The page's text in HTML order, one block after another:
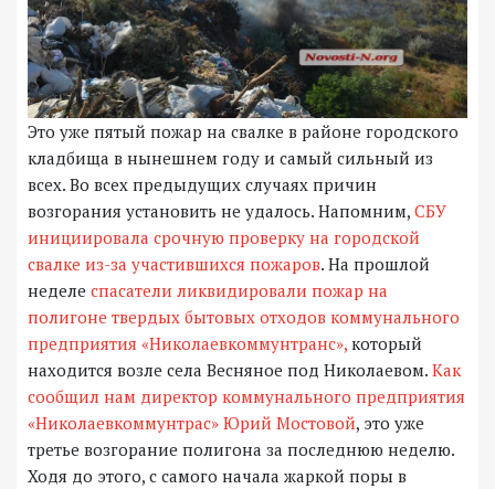
Это уже пятый пожар на свалке в районе городского
кладбища в нынешнем году и самый сильный из
всех. Во всех предыдущих случаях причин
возгорания установить не удалось. Напомним, СБУ
инициировала срочную проверку на городской
свалке из-за участившихся пожаров. На прошлой
неделе спасатели ликвидировали пожар на
полигоне твердых бытовых отходов коммунального
предприятия «Николаевкоммунтранс», который
находится возле села Весняное под Николаевом. Как
сообщил нам директор коммунального предприятия
«Николаевкоммунтрас» Юрий Мостовой, это уже
третье возгорание полигона за последнюю неделю.
Ходя до этого, с самого начала жаркой поры в